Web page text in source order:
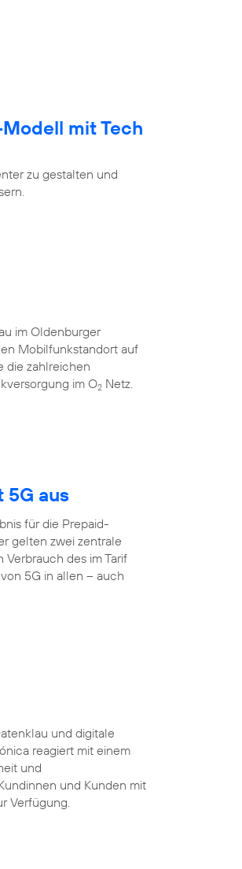
mit Tech
zu gestalten und
im Oldenburger
Mobilfunkstandort auf
die zahlreichen
im O2 Netz.
aus
für die Prepaid-
gelten zwei zentrale
des im Tarif
5G in allen – auch
und digitale
reagiert mit einem
und
und Kunden mit
Verfügung.